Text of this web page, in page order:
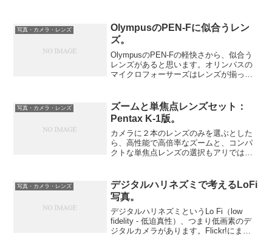
写真・カメラ・レンズ
OlympusのPEN-Fに似合うレン
ズ。
OlympusのPEN-Fの軽快さから、似合う
レンズがあると思います。オリンパスの
マイクロフォーサーズはレンズが揃って
写真・カメラ・レンズ
ズームと単焦点レンズセット：
Pentax K-1版。
カメラに２本のレンズのみを選ぶとした
ら、高性能で高倍率なズームと、コンパ
クトな単焦点レンズの選択もアリではな
良く、かつ前述のズームレンズ内にある
焦点距離を持つ単焦点レン...
写真・カメラ・レンズ
デジタルハリネズミで考えるLoFi
写真。
デジタルハリネズミというLo Fi（low
fidelity - 低迫真性）、つまり低画素のデ
ジタルカメラがあります。Flickr!にまで